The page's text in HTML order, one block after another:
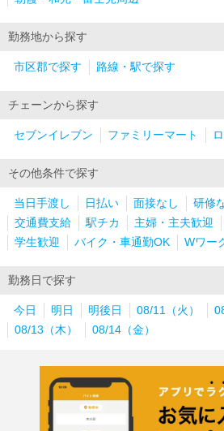
勤務地から探す
市区郡で探す 路線・駅で探す
チェーンから探す
セブンイレブン ファミリーマート
その他条件で探す
当日手渡し 日払い 面接なし 研修
交通費支給
駅チカ 主婦・主夫歓迎
学生歓迎
バイク・車通勤OK Wワー
勤務日で探す
今日 明日 明後日 08/11（火）
08/13（木）
08/14（金）